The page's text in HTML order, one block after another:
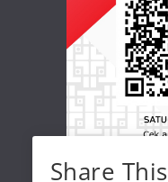
Share This